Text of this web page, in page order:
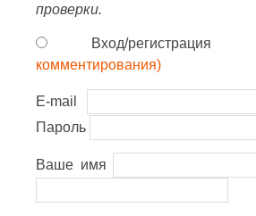
проверки.
Вход/регистрация
комментирования)
E-mail
Пароль
Ваше имя